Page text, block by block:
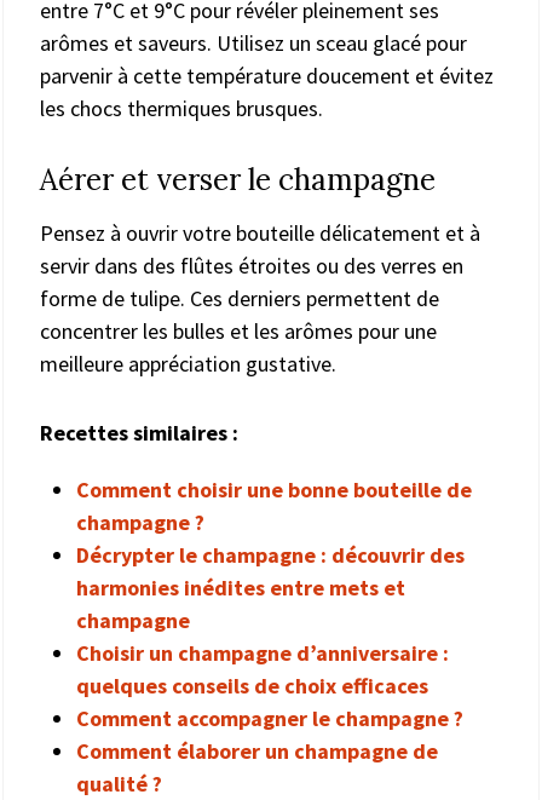
entre 7°C et 9°C pour révéler pleinement ses
arômes et saveurs. Utilisez un sceau glacé pour
parvenir à cette température doucement et évitez
les chocs thermiques brusques.
Aérer et verser le champagne
Pensez à ouvrir votre bouteille délicatement et à
servir dans des flûtes étroites ou des verres en
forme de tulipe. Ces derniers permettent de
concentrer les bulles et les arômes pour une
meilleure appréciation gustative.
Recettes similaires :
Comment choisir une bonne bouteille de
champagne ?
Décrypter le champagne : découvrir des
harmonies inédites entre mets et
champagne
Choisir un champagne d’anniversaire :
quelques conseils de choix efficaces
Comment accompagner le champagne ?
Comment élaborer un champagne de
qualité ?